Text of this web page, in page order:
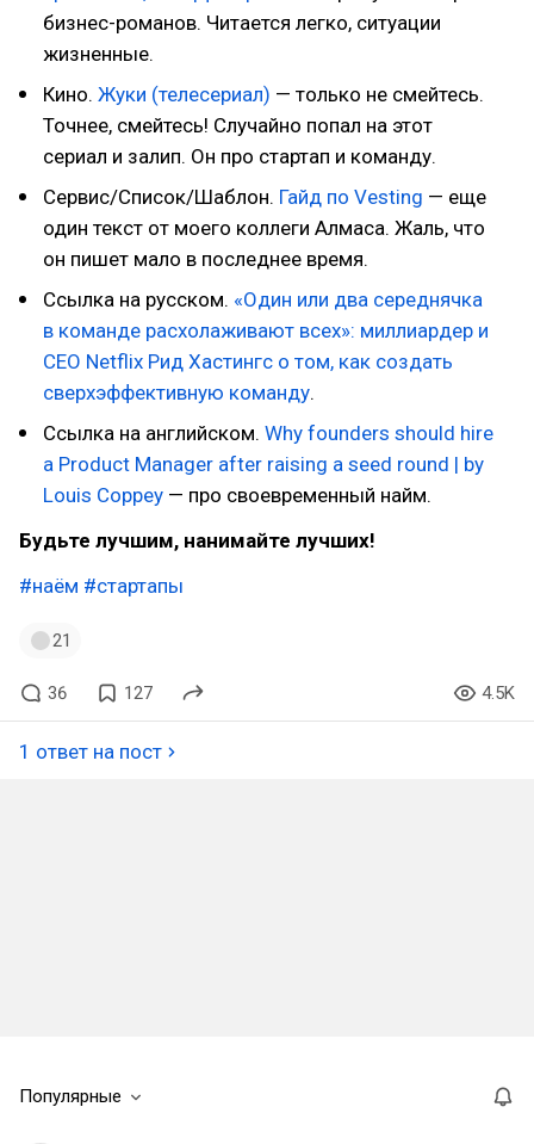
бизнес-романов. Читается легко, ситуации
жизненные.
Кино. Жуки (телесериал) — только не смейтесь.
Точнее, смейтесь! Случайно попал на этот
сериал и залип. Он про стартап и команду.
Сервис/Список/Шаблон. Гайд по Vesting — еще
один текст от моего коллеги Алмаса. Жаль, что
он пишет мало в последнее время.
Ссылка на русском. «Один или два середнячка
в команде расхолаживают всех»: миллиардер и
CEO Netflix Рид Хастингс о том, как создать
сверхэффективную команду.
Ссылка на английском. Why founders should hire
a Product Manager after raising a seed round | by
Louis Coppey — про своевременный найм.
Будьте лучшим, нанимайте лучших!
#наём #стартапы
21
36 127 4.5K
1 ответ на пост
Популярные